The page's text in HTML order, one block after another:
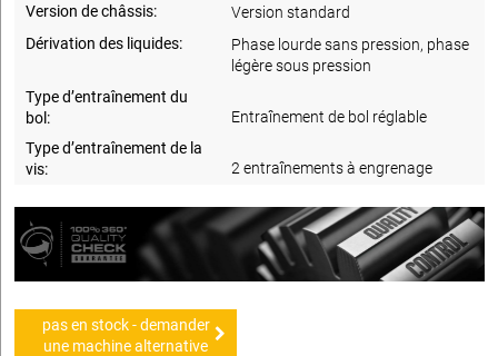
Version de châssis:
Version standard
Dérivation des liquides:
Phase lourde sans pression, phase
légère sous pression
Type d’entraînement du
bol:
Entraînement de bol réglable
Type d’entraînement de la
vis:
2 entraînements à engrenage
pas en stock - demander
une machine alternative